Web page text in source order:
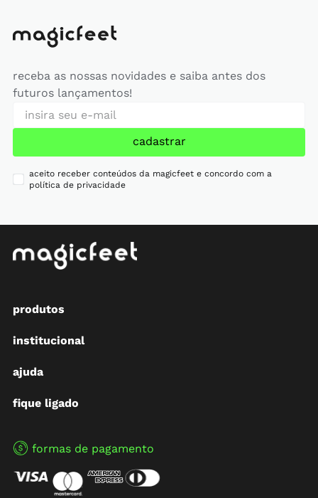
receba as nossas novidades e saiba antes dos
futuros lançamentos!
cadastrar
aceito receber conteúdos da magicfeet e concordo com a
política de privacidade
produtos
institucional
ajuda
fique ligado
formas de pagamento